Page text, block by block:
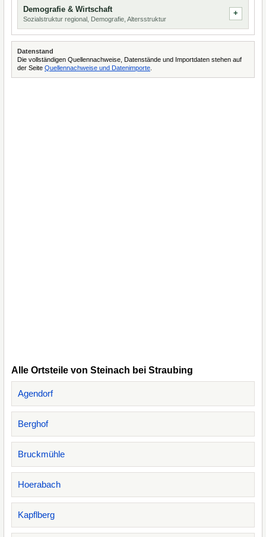
Demografie & Wirtschaft
Sozialstruktur regional, Demografie, Altersstruktur
Datenstand
Die vollständigen Quellennachweise, Datenstände und Importdaten stehen auf
der Seite Quellennachweise und Datenimporte
Alle Ortsteile von Steinach bei Straubing
Agendorf
Berghof
Bruckmühle
Hoerabach
Kapflberg